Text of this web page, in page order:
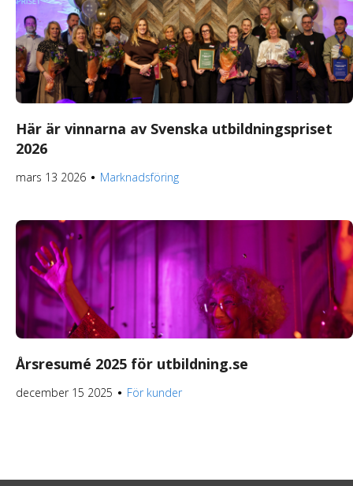
Här är vinnarna av Svenska utbildningspriset
2026
mars 13 2026 ● Marknadsföring
Årsresumé 2025 för utbildning.se
december 15 2025 ● För kunder